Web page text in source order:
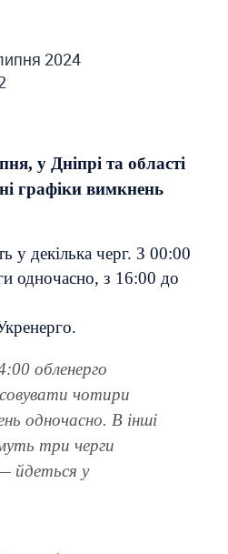
2024
у Дніпрі та області
графіки вимкнень
у декілька черг. З 00:00
одночасно, з 16:00 до
обленерго
чотири
одночасно. В інші
три черги
йдеться у